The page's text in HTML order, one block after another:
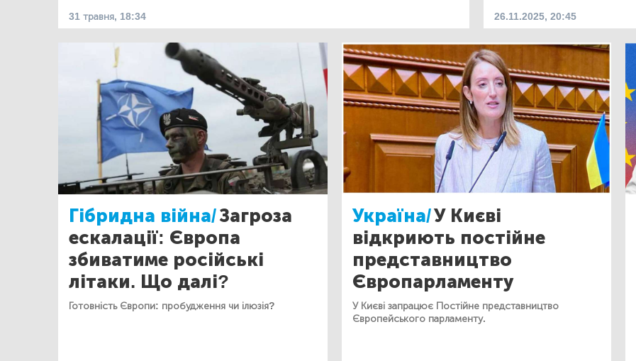
31 травня, 18:34 26.11.2025, 20:45
Гібридна війна/Загроза
ескалації: Європа
збиватиме російські
літаки. Що далі?
Готовність Європи: пробудження чи ілюзія?
Україна/У Києві
відкриють постійне
представництво
Європарламенту
У Києві запрацює Постійне представництво
Європейського парламенту.